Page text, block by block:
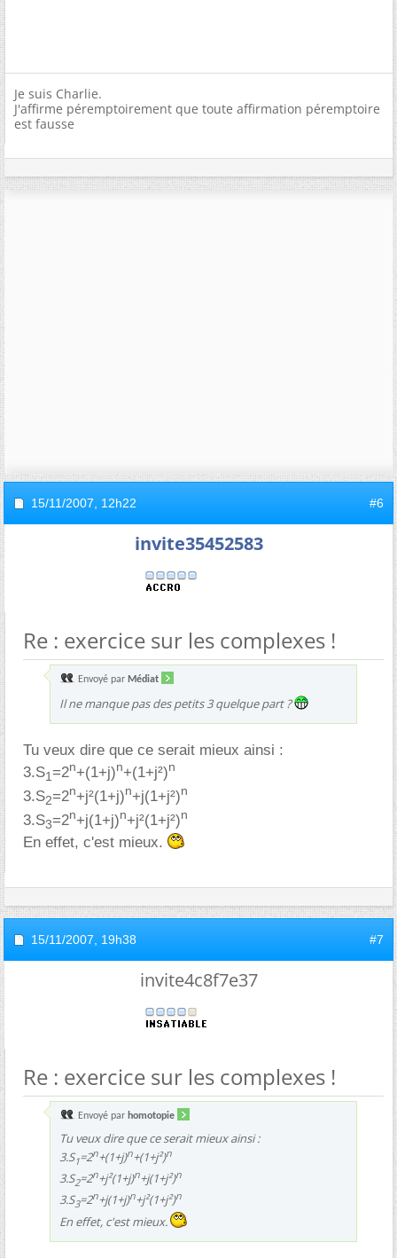
Je suis Charlie.
J'affirme péremptoirement que toute affirmation péremptoire
est fausse
15/11/2007, 12h22 #6
invite35452583
Re : exercice sur les complexes !
Envoyé par Médiat
Il ne manque pas des petits 3 quelque part ?
Tu veux dire que ce serait mieux ainsi :
3.S1=2n+(1+j)n+(1+j²)n
3.S2=2n+j²(1+j)n+j(1+j²)n
3.S3=2n+j(1+j)n+j²(1+j²)n
En effet, c'est mieux.
15/11/2007, 19h38 #7
invite4c8f7e37
Re : exercice sur les complexes !
Envoyé par homotopie
Tu veux dire que ce serait mieux ainsi :
3.S 1=2n+(1+j)n+(1+j²)n
3.S2=2n+j²(1+j)n+j(1+j²)n
3.S3=2n+j(1+j)n+j²(1+j²)n
En effet, c'est mieux.